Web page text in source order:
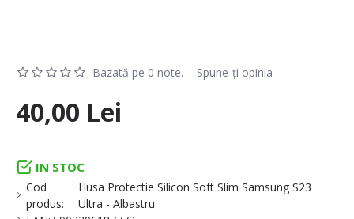
IN STOC
Cod
produs:
Husa Protectie Silicon Soft Slim Samsung S23
Ultra - Albastru
Bazată pe 0 note. - Spune-ţi opinia
40,00 Lei